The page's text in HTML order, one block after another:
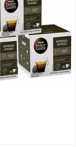
Vista Previa